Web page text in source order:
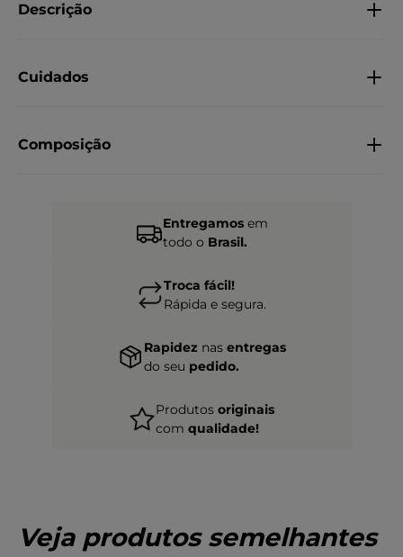
Descrição
Cuidados
Composição
Entregamosem
todo o Brasil.
Troca fácil!
Rápida e segura.
Rapidez nas entregas
do seu pedido.
Produtos originais
com qualidade!
Veja produtos semelhantes